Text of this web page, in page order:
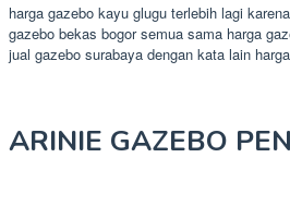
harga gazebo kayu glugu terlebih lagi
gazebo bekas bogor semua sama harga
jual gazebo surabaya dengan kata lain
ARINIE GAZEBO